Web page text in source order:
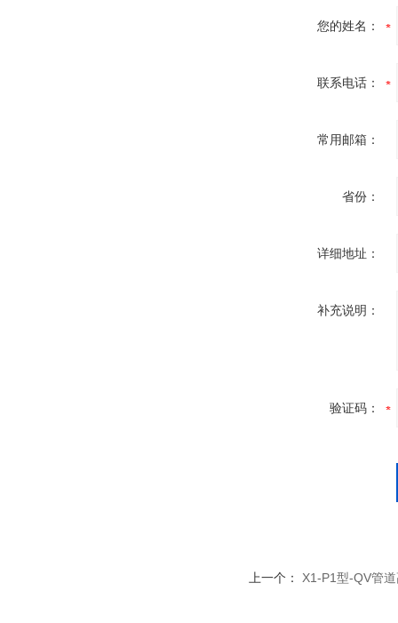
您的姓名：
联系电话：
常用邮箱：
省份：
详细地址：
补充说明：
验证码：
上一个： X1-P1型-QV管